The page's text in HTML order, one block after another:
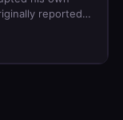
reported